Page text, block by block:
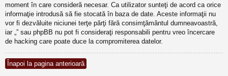
moment în care consideră necesar. Ca utilizator sunteţi de acord ca orice
informaţie introdusă să fie stocată în baza de date. Aceste informaţii nu
vor fi dezvăluite niciunei terţe părţi fără consimţământul dumneavoastră,
iar „” sau phpBB nu pot fi consideraţi responsabili pentru vreo încercare
de hacking care poate duce la compromiterea datelor.
Înapoi la pagina anterioară